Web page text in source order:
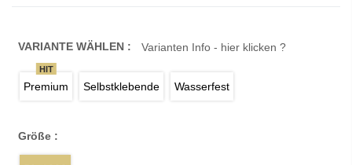
VARIANTE WÄHLEN : Varianten Info - hier klicken ?
Premium
HIT
Selbstklebende Wasserfest
Größe :